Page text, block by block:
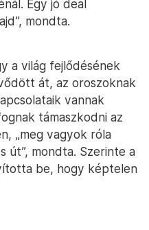
Egy jó deal
mondta.
a világ fejlődésének
át, az oroszoknak
vannak
támaszkodni az
„meg vagyok róla
út”, mondta. Szerinte a
be, hogy képtelen